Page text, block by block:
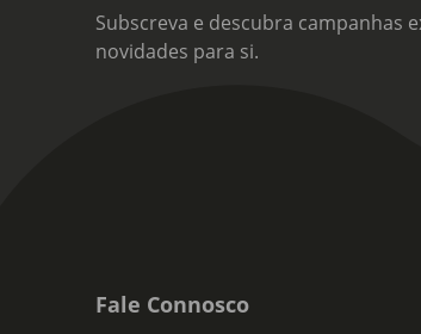
Subscreva e descubra campanhas
novidades para si.
Fale Connosco